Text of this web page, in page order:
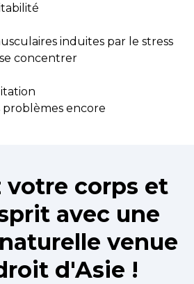
induites par le stress
concentrer
encore
votre corps et
avec une
venue
d'Asie !